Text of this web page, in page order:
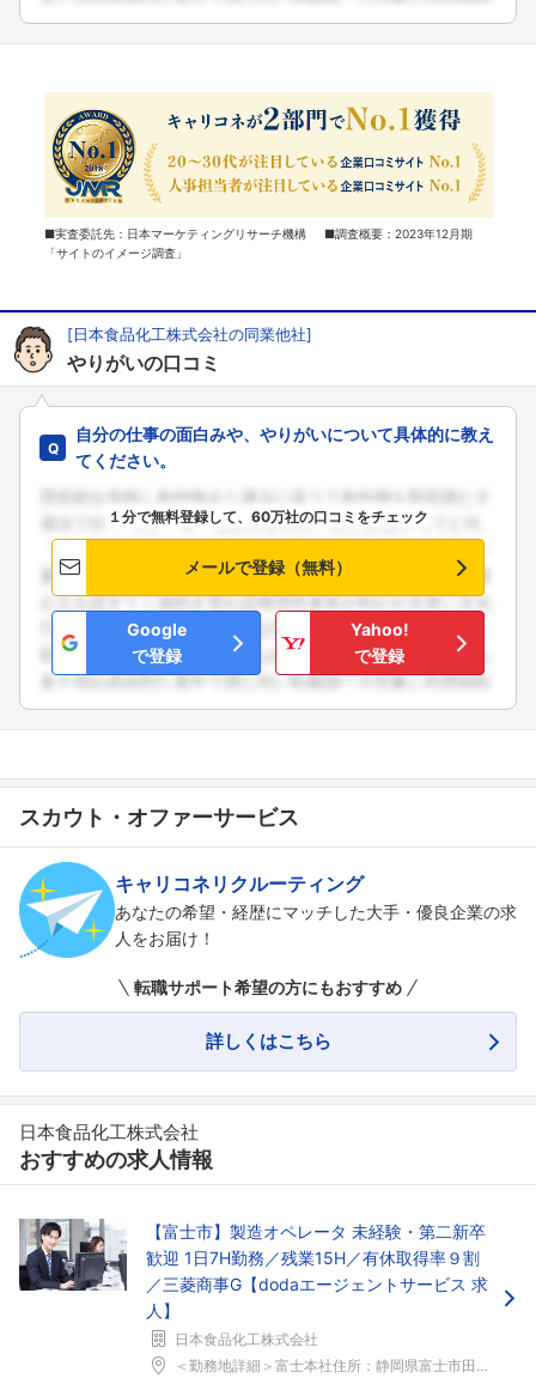
■実査委託先：日本マーケティングリサーチ機構 ■調査概要：2023年12月期
「サイトのイメージ調査」
[日本食品化工株式会社の同業他社]
やりがいの口コミ
自分の仕事の面白みや、やりがいについて具体的に教え
てください。
１分で無料登録して、60万社の口コミをチェック
メールで登録（無料）
Google
で登録
Yahoo!
で登録
スカウト・オファーサービス
キャリコネリクルーティング
あなたの希望・経歴にマッチした大手・優良企業の求
人をお届け！
転職サポート希望の方にもおすすめ
詳しくはこちら
日本食品化工株式会社
おすすめの求人情報
【富士市】製造オペレータ 未経験・第二新卒
歓迎 1日7H勤務／残業15H／有休取得率９割
／三菱商事G【dodaエージェントサービス 求
人】
日本食品化工株式会社
＜勤務地詳細＞富士本社住所：静岡県富士市田島30 ...